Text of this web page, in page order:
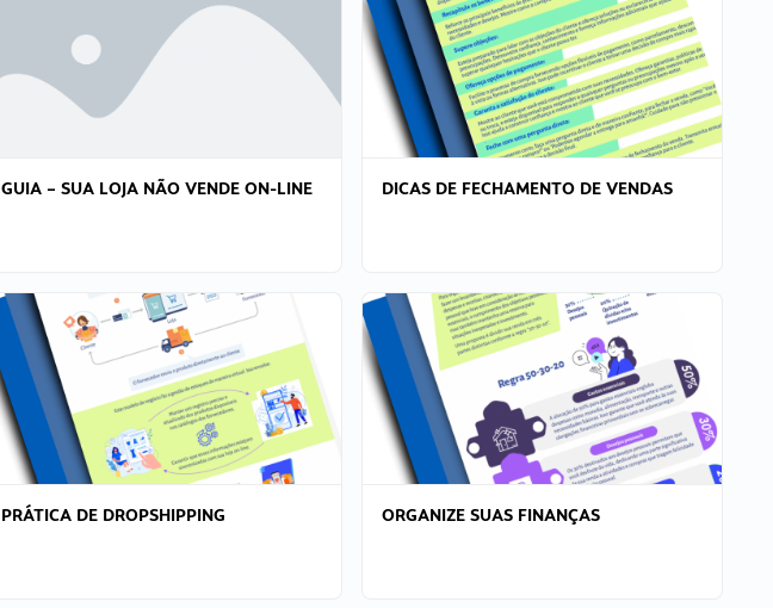
GUIA – SUA LOJA NÃO VENDE ON-LINE DICAS DE FECHAMENTO DE VENDAS
PRÁTICA DE DROPSHIPPING ORGANIZE SUAS FINANÇAS